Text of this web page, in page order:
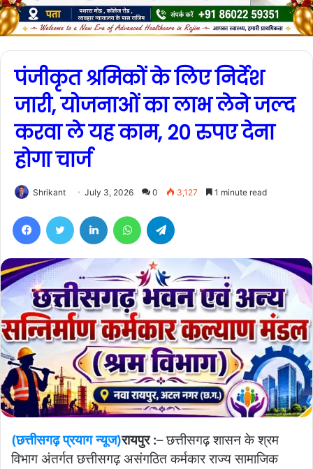
पंजीकृत श्रमिकों के लिए निर्देश
जारी, योजनाओं का लाभ लेने जल्द
करवा ले यह काम, 20 रुपए देना
होगा चार्ज
Shrikant July 3, 2026 0 3,127 1 minute read
(छत्तीसगढ़ प्रयाग न्यूज)रायपुर :– छत्तीसगढ़ शासन के श्रम
विभाग अंतर्गत छत्तीसगढ़ असंगठित कर्मकार राज्य सामाजिक